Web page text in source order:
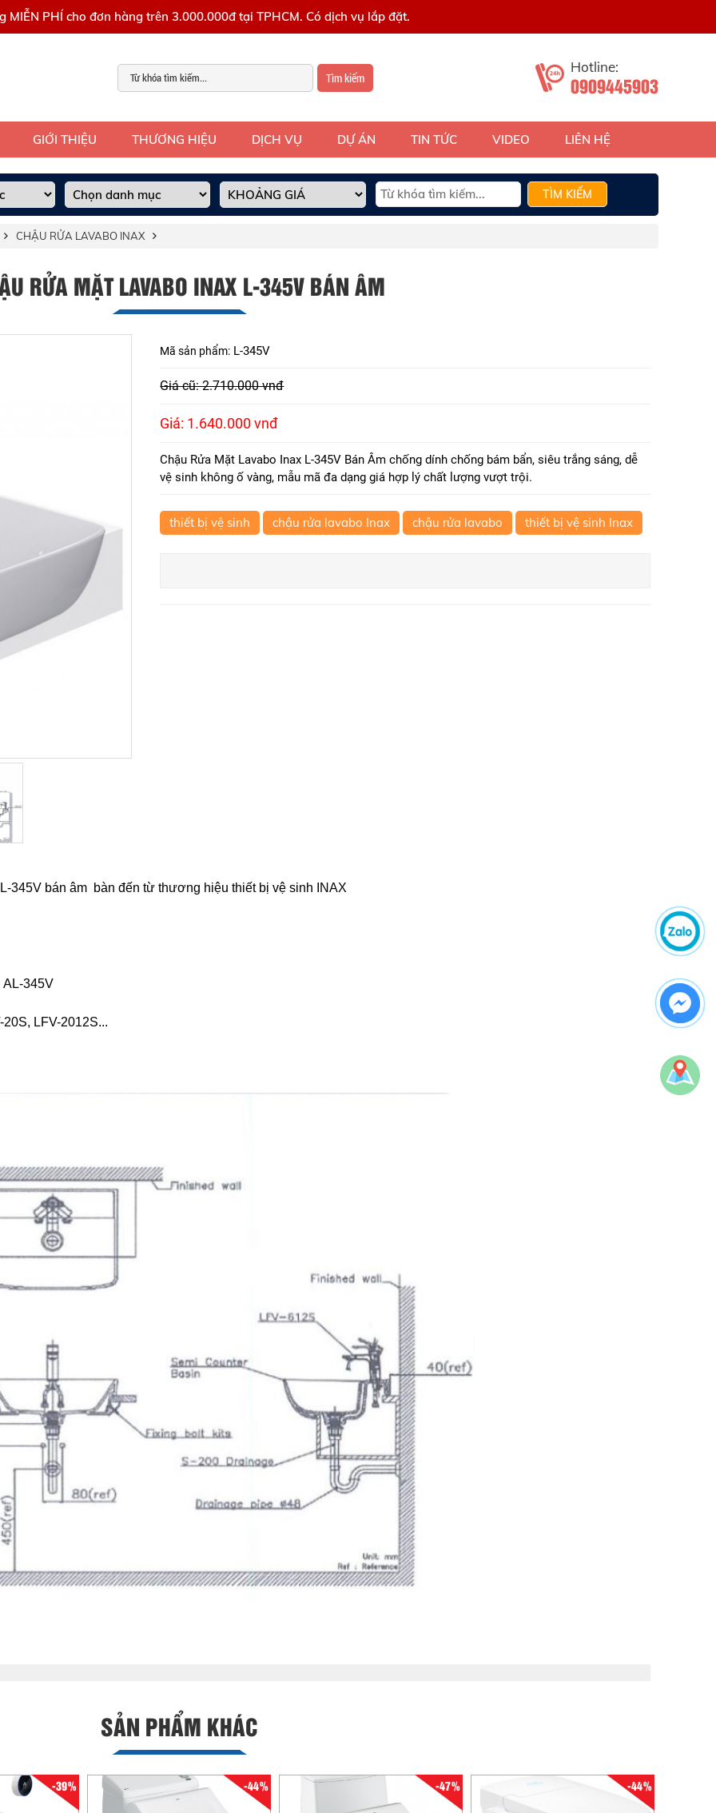
MIỄN PHÍ cho đơn hàng trên 3.000.000đ tại TPHCM. Có dịch vụ lắp đặt.
Tìm kiếm
Hotline:
0909445903
GIỚI THIỆU THƯƠNG HIỆU DỊCH VỤ DỰ ÁN TIN TỨC VIDEO LIÊN HỆ
TÌM KIẾM
CHẬU RỬA LAVABO INAX
RỬA MẶT LAVABO INAX L-345V BÁN ÂM
Mã sản phẩm: L-345V
Giá cũ: 2.710.000 vnđ
Giá: 1.640.000 vnđ
Chậu Rửa Mặt Lavabo Inax L-345V Bán Âm chống dính chống bám bẩn, siêu trắng sáng, dễ
vệ sinh không ố vàng, mẫu mã đa dạng giá hợp lý chất lượng vượt trội.
thiết bị vệ sinh chậu rửa lavabo Inax chậu rửa lavabo thiết bị vệ sinh Inax
345V bán âm bàn đến từ thương hiệu thiết bị vệ sinh INAX
AL-345V
LFV-2012S...
SẢN PHẨM KHÁC
-39% -44% -47% -44%